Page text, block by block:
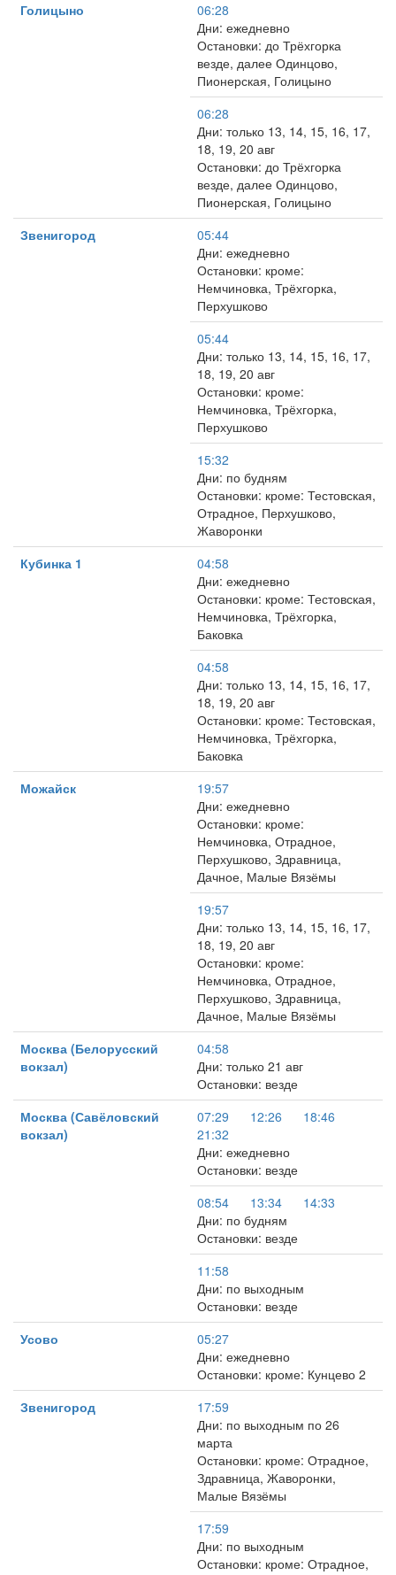
Голицыно
06:28
Дни: ежедневно
Остановки: до Трёхгорка
везде, далее Одинцово,
Пионерская, Голицыно
06:28
Дни: только 13, 14, 15, 16, 17,
18, 19, 20 авг
Остановки: до Трёхгорка
везде, далее Одинцово,
Пионерская, Голицыно
Звенигород
05:44
Дни: ежедневно
Остановки: кроме:
Немчиновка, Трёхгорка,
Перхушково
05:44
Дни: только 13, 14, 15, 16, 17,
18, 19, 20 авг
Остановки: кроме:
Немчиновка, Трёхгорка,
Перхушково
15:32
Дни: по будням
Остановки: кроме: Тестовская,
Отрадное, Перхушково,
Жаворонки
Кубинка 1
04:58
Дни: ежедневно
Остановки: кроме: Тестовская,
Немчиновка, Трёхгорка,
Баковка
04:58
Дни: только 13, 14, 15, 16, 17,
18, 19, 20 авг
Остановки: кроме: Тестовская,
Немчиновка, Трёхгорка,
Баковка
Можайск
19:57
Дни: ежедневно
Остановки: кроме:
Немчиновка, Отрадное,
Перхушково, Здравница,
Дачное, Малые Вязёмы
19:57
Дни: только 13, 14, 15, 16, 17,
18, 19, 20 авг
Остановки: кроме:
Немчиновка, Отрадное,
Перхушково, Здравница,
Дачное, Малые Вязёмы
Москва (Белорусский
вокзал)
04:58
Дни: только 21 авг
Остановки: везде
Москва (Савёловский
вокзал)
07:29 12:26
18:46
21:32
Дни: ежедневно
Остановки: везде
08:54
13:34
14:33
Дни: по будням
Остановки: везде
11:58
Дни: по выходным
Остановки: везде
Усово
05:27
Дни: ежедневно
Остановки: кроме: Кунцево 2
Звенигород
17:59
Дни: по выходным по 26
марта
Остановки: кроме: Отрадное,
Здравница, Жаворонки,
Малые Вязёмы
17:59
Дни: по выходным
Остановки: кроме: Отрадное,